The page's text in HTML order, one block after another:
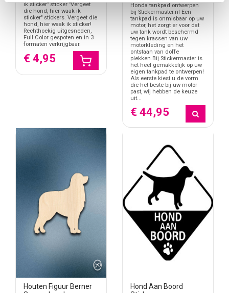
ik sticker" sticker "Vergeet
die hond, hier waak ik
sticker" stickers. Vergeet die
hond, hier waak ik sticker!
Rechthoekig uitgesneden,
Full Color gespoten en in 3
formaten verkrijgbaar.
€ 4,95
Honda tankpad ontwerpen
bij Stickermaster.nl Een
tankpad is onmisbaar op uw
motor, het zorgt er voor dat
uw tank wordt beschermd
tegen krassen van uw
motorkleding en het
ontstaan van doffe
plekken.Bij Stickermaster is
het heel gemakkelijk op uw
eigen tankpad te ontwerpen!
Als eerste kiest u de vorm
die het beste bij uw motor
past, wij hebben de keuze
uit...
€ 44,95
Houten Figuur Berner
Hond Aan Boord